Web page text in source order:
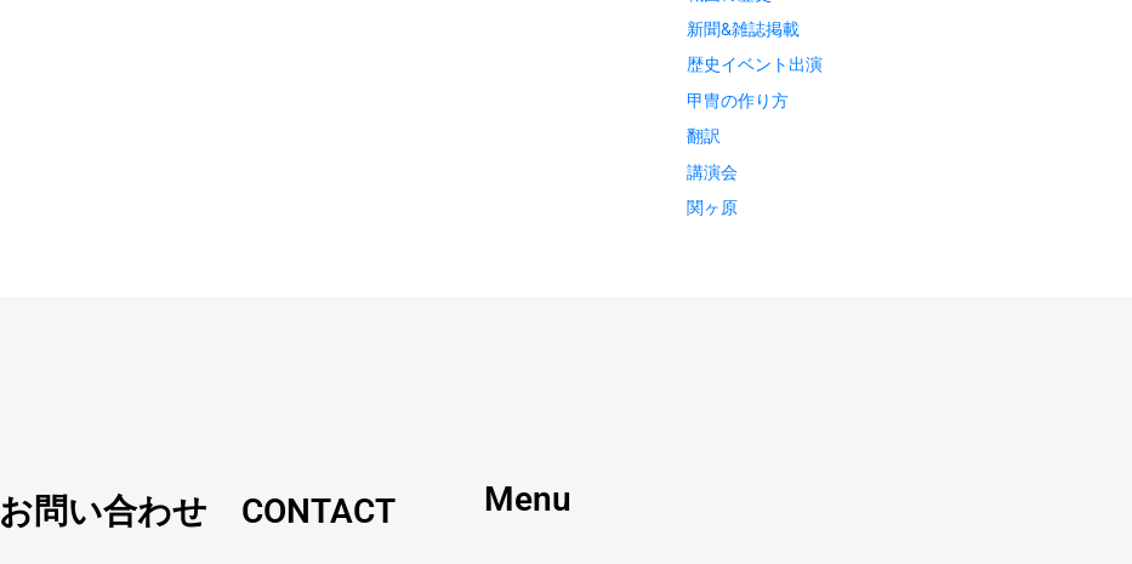
新聞&雑誌掲載
歴史イベント出演
甲冑の作り方
翻訳
講演会
関ヶ原
お問い合わせ CONTACT Menu